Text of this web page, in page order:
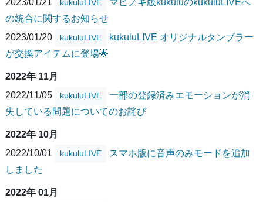
kukuluLIVE
の統合に関するお知らせ
2023/01/20
kukuluLIVE
kukuluLIVE オリジナルタンブラー
が交換アイテムに登場🌟
2022年 11月
2022/11/05
kukuluLIVE
一部の登録済みエモーションが消
失している問題についてのお詫び
2022年 10月
2022/10/01
kukuluLIVE
スマホ版に音声のみモードを追加
しました
2022年 01月